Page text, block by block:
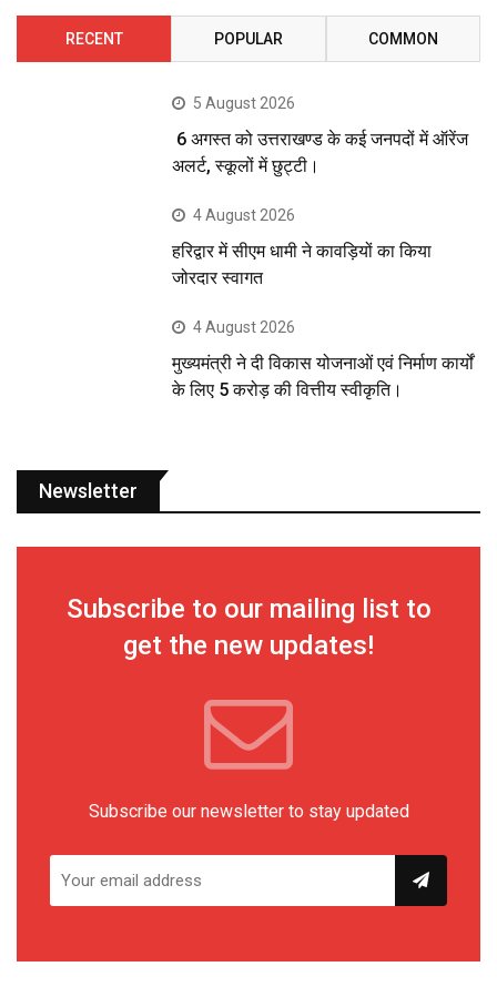
RECENT POPULAR COMMON
5 August 2026
6 अगस्त को उत्तराखण्ड के कई जनपदों में ऑरेंज
अलर्ट, स्कूलों में छुट्टी।
4 August 2026
हरिद्वार में सीएम धामी ने कावड़ियों का किया
जोरदार स्वागत
4 August 2026
मुख्यमंत्री ने दी विकास योजनाओं एवं निर्माण कार्यों
के लिए 5 करोड़ की वित्तीय स्वीकृति।
Newsletter
Subscribe to our mailing list to
get the new updates!
Subscribe our newsletter to stay updated